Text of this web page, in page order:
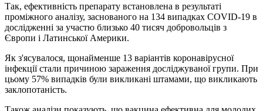
Так, ефективність препарату встановлена ​​в результаті
проміжного аналізу, заснованого на 134 випадках COVID-19 в
дослідженні за участю близько 40 тисяч добровольців з
Європи і Латинської Америки.
Як з'ясувалося, щонайменше 13 варіантів коронавірусної
інфекції стали причиною зараження досліджуваної групи. При
цьому 57% випадків були викликані штамами, що викликають
заклопотаність.